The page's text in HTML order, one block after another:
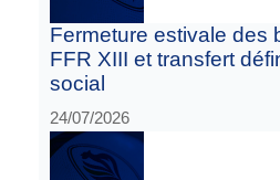
Fermeture estivale des
FFR XIII et transfert
social
24/07/2026